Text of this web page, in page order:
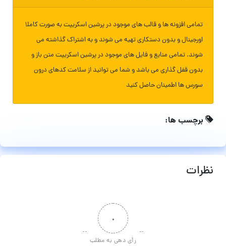
تمامی افزونه ها و قالب های موجود در پرشین اسکریپت به صورت کاملا
اورجینال و بدون دستکاری تهیه می شوند و به اشتراک گذاشته می
شوند. تمامی منابع و فایل های موجود در پرشین اسکریپت متن باز و
بدون قفل گذاری می باشد و شما می توانید از سلامت کدهای درون
سورس ها اطمینان حاصل کنید
برچسب ها:
نظرات
۰
رأی دهی به مطلب